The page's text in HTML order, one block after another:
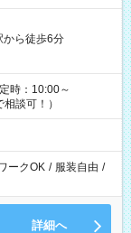
から徒歩6分
時：10:00～
談可！）
ークOK / 服装自由 /
詳細へ